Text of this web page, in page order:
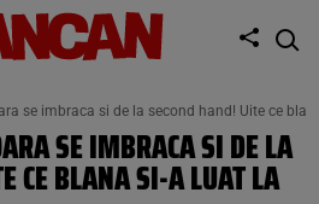
se imbraca si de la second hand! Uite ce
SE IMBRACA SI DE LA
CE BLANA SI-A LUAT LA